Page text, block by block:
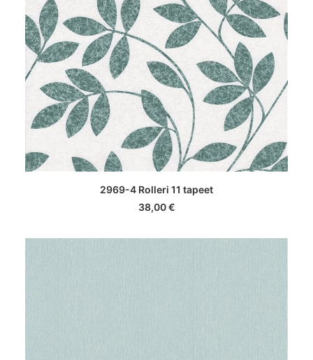
LISA KORVI
2969-4 Rolleri 11 tapeet
38,00€